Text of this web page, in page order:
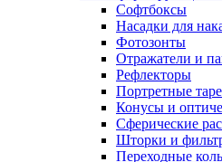
Софтбоксы
Насадки для
Фотозонты
Отражатели и
Рефлекторы
Портретные
Конусы и
Сферические
Шторки и
Переходные